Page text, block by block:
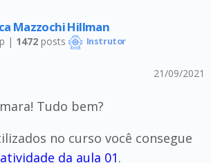
Mazzochi Hillman
| 1472posts Instrutor
21/09/2021
Tudo bem?
no curso você consegue
da aula 01.